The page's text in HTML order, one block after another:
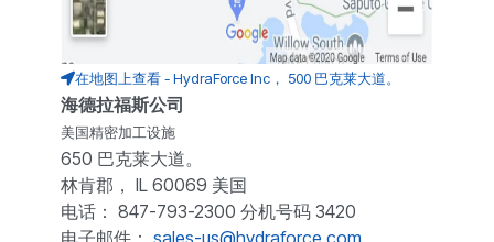
在地图上查看 - HydraForce Inc， 500 巴克莱大道。
海德拉福斯公司
美国精密加工设施
650 巴克莱大道。
林肯郡， IL 60069 美国
电话： 847-793-2300 分机号码 3420
电子邮件： sales-us@hydraforce.com